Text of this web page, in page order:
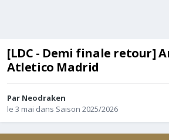
[LDC - Demi finale retour]
Atletico Madrid
Par Neodraken
le 3 mai dans Saison 2025/2026